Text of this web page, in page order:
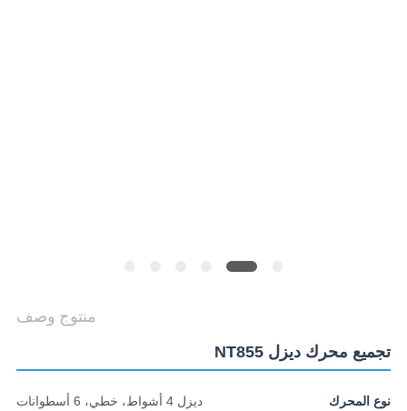
منتوج وصف
تجميع محرك ديزل NT855
نوع المحرك ديزل 4 أشواط، خطي، 6 أسطوانات